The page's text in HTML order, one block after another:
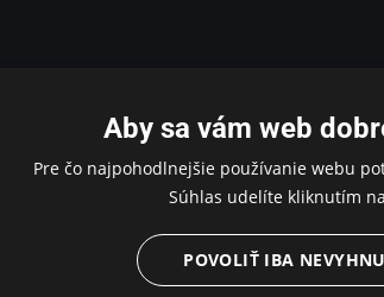
Aby sa vám web
Pre čo najpohodlnejšie používanie webu
Súhlas udelíte kliknutím
POVOLIŤ IBA